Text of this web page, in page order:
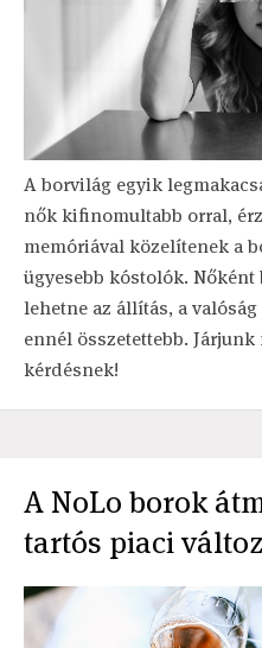
A borvilág egyik
nők kifinomultabb orral,
memóriával közelítenek a
ügyesebb kóstolók.
lehetne az állítás, a
ennél összetettebb.
kérdésnek!
A NoLo borok
tartós piaci